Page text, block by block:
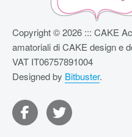
Copyright © 2026 ::: CAKE
amatoriali di CAKE design e
VAT IT06757891004
Designed by Bitbuster.